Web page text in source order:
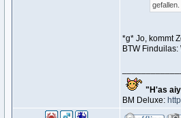
gefallen.
*g* Jo, kommt
BTW
"H'as
BM Deluxe: